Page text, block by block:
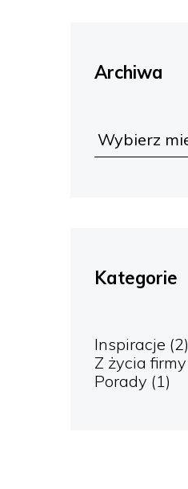
Archiwa
Kategorie
Inspiracje (2)
Z życia firmy
Porady (1)